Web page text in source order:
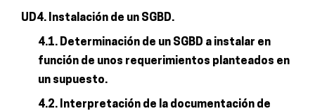
UD4. Instalación de un SGBD.
4.1. Determinación de un SGBD a instalar en
función de unos requerimientos planteados en
un supuesto.
4.2. Interpretación de la documentación de